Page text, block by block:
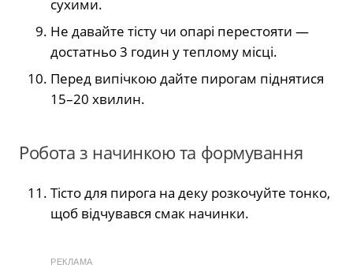
сухими.
Не давайте тісту чи опарі перестояти —
достатньо 3 годин у теплому місці.
Перед випічкою дайте пирогам піднятися
15–20 хвилин.
Робота з начинкою та формування
Тісто для пирога на деку розкочуйте тонко,
щоб відчувався смак начинки.
РЕКЛАМА